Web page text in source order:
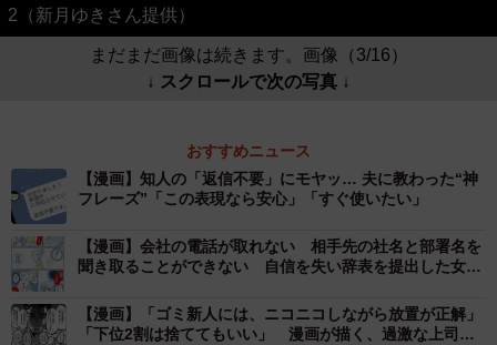
2（新月ゆきさん提供）
まだまだ画像は続きます。画像（3/16）
↓ スクロールで次の写真 ↓
おすすめニュース
【漫画】知人の「返信不要」にモヤッ… 夫に教わった“神
フレーズ”「この表現なら安心」「すぐ使いたい」
【漫画】会社の電話が取れない 相手先の社名と部署名を
聞き取ることができない 自信を失い辞表を提出した女性
【漫画】「ゴミ新人には、ニコニコしながら放置が正解」
「下位2割は捨ててもいい」 漫画が描く、過激な上司